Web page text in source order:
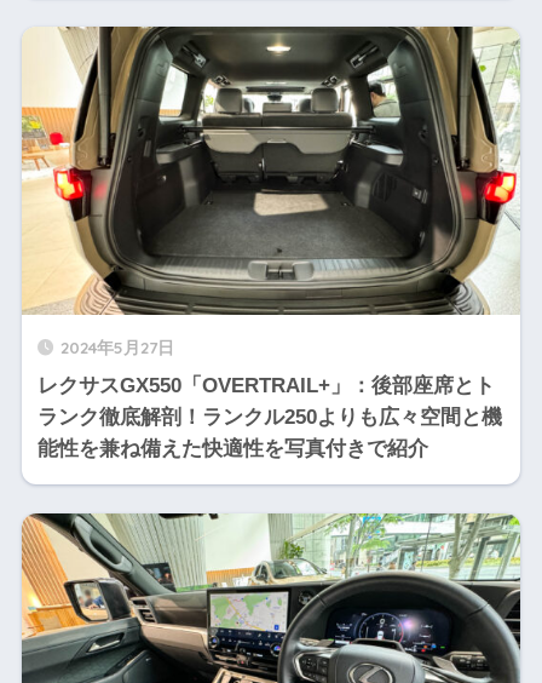
2024年5月27日
レクサスGX550「OVERTRAIL+」：後部座席とト
ランク徹底解剖！ランクル250よりも広々空間と機
能性を兼ね備えた快適性を写真付きで紹介